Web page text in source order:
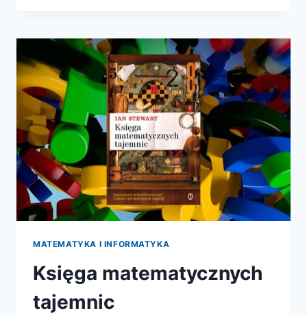
W
NOCY?
I
INNE
SEKRETY
ŚWIATA
ZWIERZĄT
MATEMATYKA I INFORMATYKA
Księga matematycznych
tajemnic